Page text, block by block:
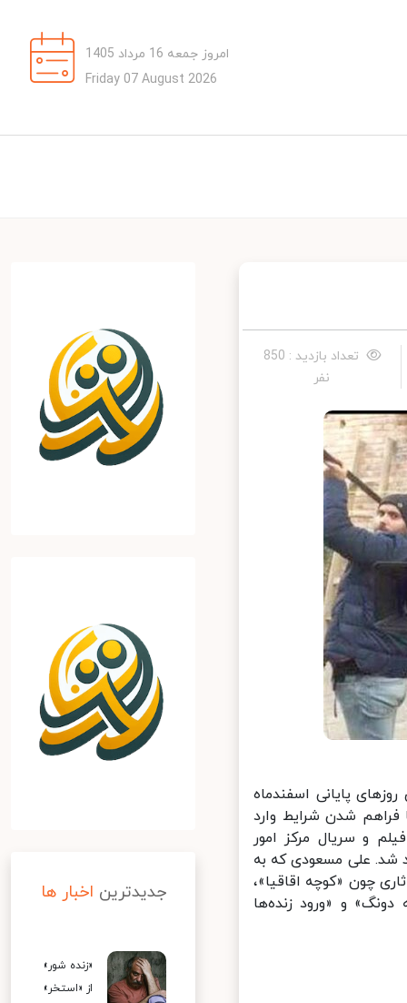
امروز جمعه 16 مرداد 1405
Friday 07 August 2026
تعداد بازدید : 850
نفر
پایانی اسفندماه
با فراهم شدن شرایط وارد
و سریال مرکز امور
شد. علی مسعودی که به
چون «کوچه اقاقیا»،
و «ورود زنده‌ها
جدیدترین اخبار ها
«زنده شور»
از «استخر»